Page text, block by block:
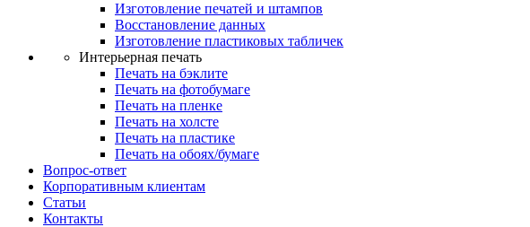
Изготовление печатей и штампов
Восстановление данных
Изготовление пластиковых табличек
Интерьерная печать
Печать на бэклите
Печать на фотобумаге
Печать на пленке
Печать на холсте
Печать на пластике
Печать на обоях/бумаге
Вопрос-ответ
Корпоративным клиентам
Статьи
Контакты